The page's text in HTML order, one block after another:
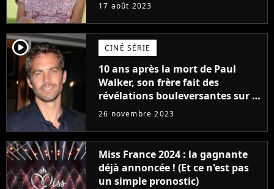
17 août 2023
player2 CINÉ SÉRIE
10 ans après la mort de Paul
Walker, son frère fait des
révélations bouleversantes sur la
réaction des acteurs de Fast and
26 novembre 2023
Miss France 2024 : la gagnante
déjà annoncée ! (Et ce n'est pas
un simple pronostic)